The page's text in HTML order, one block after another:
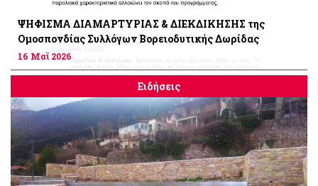
ΨΗΦΙΣΜΑ ΔΙΑΜΑΡΤΥΡΙΑΣ & ΔΙΕΚΔΙΚΗΣΗΣ της
Ομοσπονδίας Συλλόγων Βορειοδυτικής Δωρίδας
16 Μαϊ 2026
Ειδήσεις